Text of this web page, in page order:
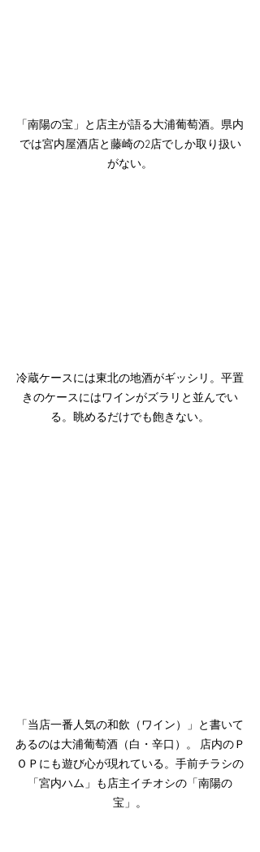
「南陽の宝」と店主が語る大浦葡萄酒。県内
では宮内屋酒店と藤崎の2店でしか取り扱い
がない。
冷蔵ケースには東北の地酒がギッシリ。平置
きのケースにはワインがズラリと並んでい
る。眺めるだけでも飽きない。
「当店一番人気の和飲（ワイン）」と書いて
あるのは大浦葡萄酒（白・辛口）。 店内のＰ
ＯＰにも遊び心が現れている。手前チラシの
「宮内ハム」も店主イチオシの「南陽の
宝」。